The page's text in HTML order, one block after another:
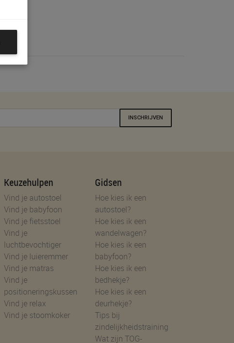
INSCHRIJVEN
Keuzehulpen
Vind je autostoel
Vind je babyfoon
Vind je fietsstoel
Vind je
luchtbevochtiger
Vind je luieremmer
Vind je matras
Vind je
positioneringskussen
Vind je relax
Vind je stoomkoker
Gidsen
Hoe kies ik een
autostoel?
Hoe kies ik een
wandelwagen?
Hoe kies ik een
babyfoon?
Hoe kies ik een
bedhekje?
Hoe kies ik een
deurhekje?
Tips bij
zindelijkheidstraining
Wat zijn TOG-